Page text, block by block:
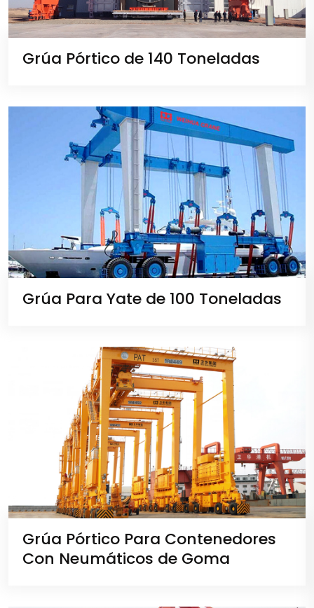
Grúa Pórtico de 140 Toneladas
Grúa Para Yate de 100 Toneladas
Grúa Pórtico Para Contenedores
Con Neumáticos de Goma